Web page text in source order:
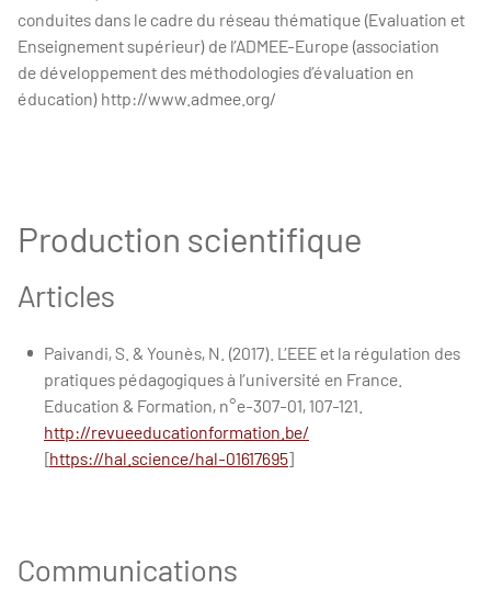
conduites dans le cadre du réseau thématique (Evaluation et
Enseignement supérieur) de l’ADMEE-Europe (association
de développement des méthodologies d’évaluation en
éducation) http://www.admee.org/
Production scientifique
Articles
Paivandi, S. & Younès, N. (2017). L’EEE et la régulation des
pratiques pédagogiques à l’université en France.
Education & Formation, n°e-307-01, 107-121.
http://revueeducationformation.be/
[https://hal.science/hal-01617695]
Communications